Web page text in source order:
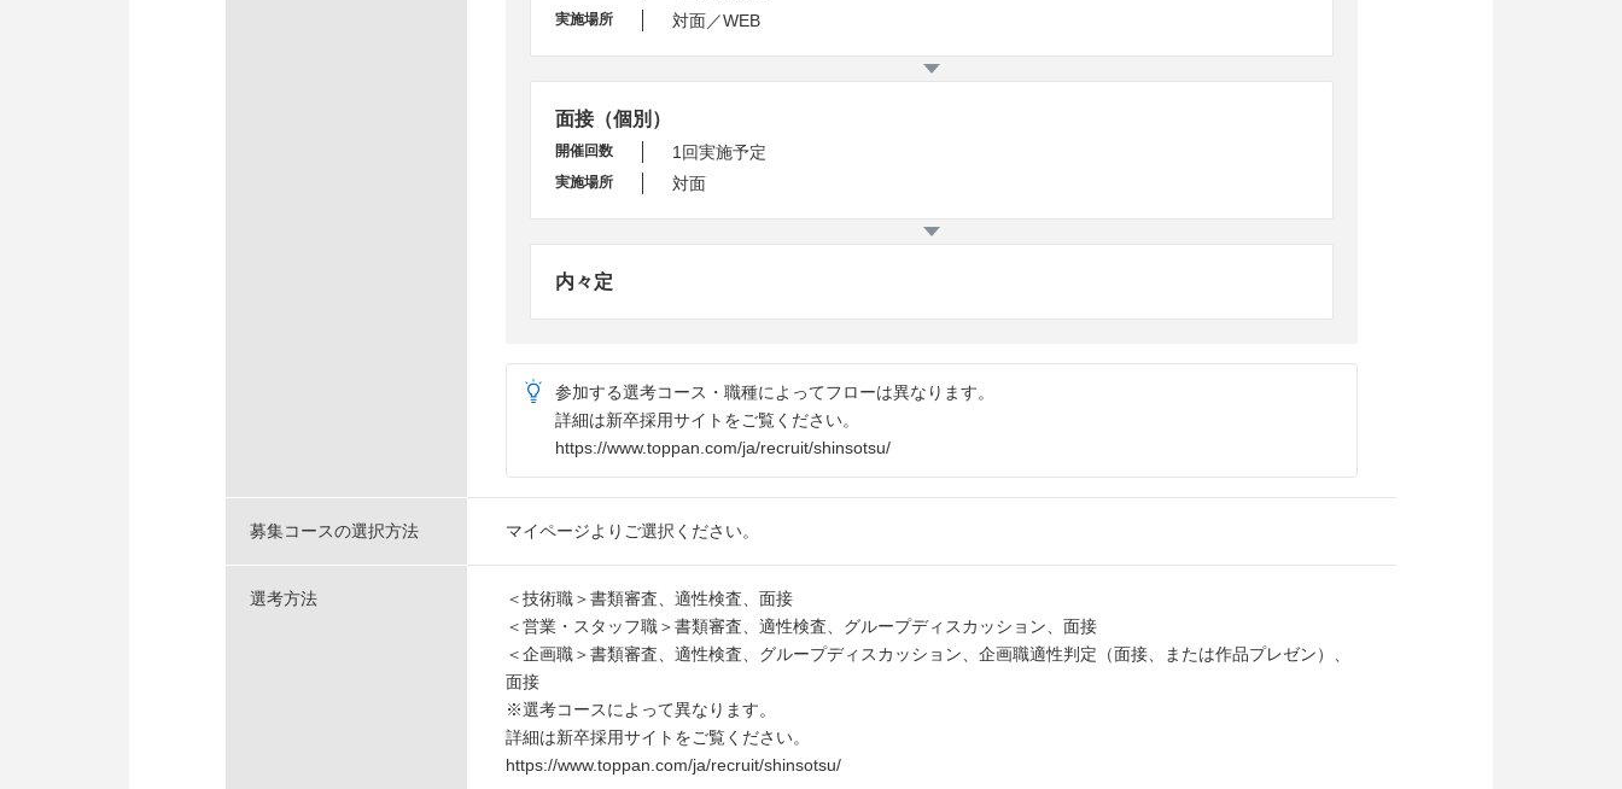
実施場所 対面／WEB
面接（個別）
開催回数 1回実施予定
実施場所 対面
内々定
参加する選考コース・職種によってフローは異なります。
詳細は新卒採用サイトをご覧ください。
https://www.toppan.com/ja/recruit/shinsotsu/
募集コースの選択方法 マイページよりご選択ください。
選考方法
＜技術職＞書類審査、適性検査、面接
＜営業・スタッフ職＞書類審査、適性検査、グループディスカッション、面接
＜企画職＞書類審査、適性検査、グループディスカッション、企画職適性判定（面接、または作品プレゼン）、
面接
※選考コースによって異なります。
詳細は新卒採用サイトをご覧ください。
https://www.toppan.com/ja/recruit/shinsotsu/